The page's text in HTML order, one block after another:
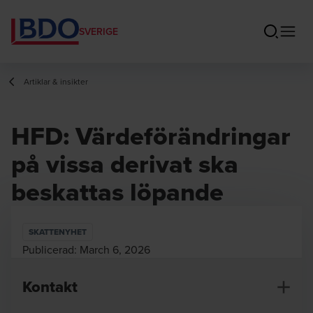
SVERIGE
Artiklar & insikter
HFD: Värdeförändringar
på vissa derivat ska
beskattas löpande
SKATTENYHET
Publicerad: March 6, 2026
Kontakt